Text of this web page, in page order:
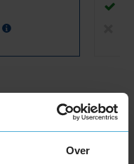
Over